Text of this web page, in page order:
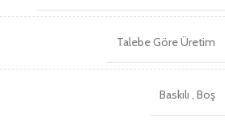
Talebe Göre Üretim
Baskılı Boş